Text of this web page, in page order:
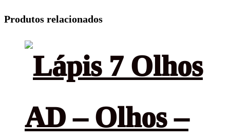
Produtos relacionados